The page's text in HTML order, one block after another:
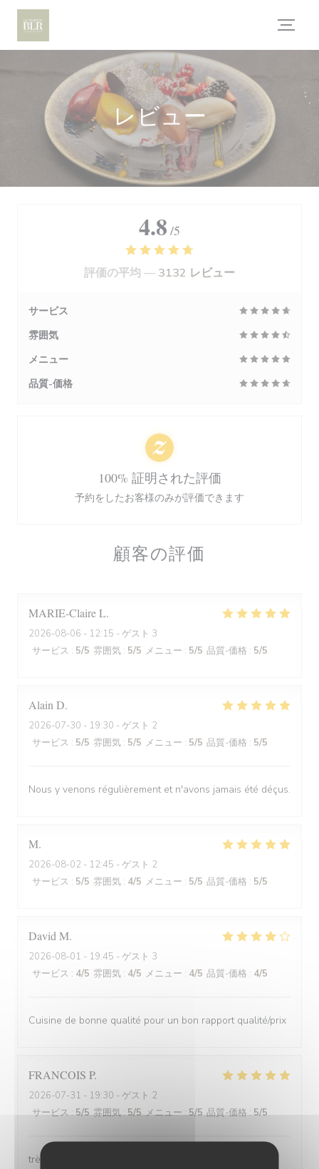
クッキー利用の管理について
レビュー
顧客の評価
MARIE-ClaireL
2026-08-06 - 12:15 - ゲスト 3
サービス : 5/5 雰囲気 : 5/5 メニュー : 5/5 品質-価格 : 5/5
Alain D
2026-07-30 - 19:30 - ゲスト 2
サービス : 5/5 雰囲気 : 5/5 メニュー : 5/5 品質-価格 : 5/5
Nous y venons régulièrement et n'avons jamais été déçus.
M
2026-08-02 - 12:45 - ゲスト 2
サービス : 5/5 雰囲気 : 4/5 メニュー : 5/5 品質-価格 : 5/5
David M
2026-08-01 - 19:45 - ゲスト 3
サービス : 4/5 雰囲気 : 4/5 メニュー : 4/5 品質-価格 : 4/5
Cuisine de bonne qualité pour un bon rapport qualité/prix
FRANCOIS P
2026-07-31 - 19:30 - ゲスト 2
サービス:5/5 雰囲気:5/5 メニュー:5/5 品質-価格:5/5
très bonne soirée et très bon dîner, comme d'habitude.
4.8 /5
評価の平均 — 3132 レビュー
サービス
雰囲気
メニュー
品質-価格
100% 証明された評価
予約をしたお客様のみが評価できます